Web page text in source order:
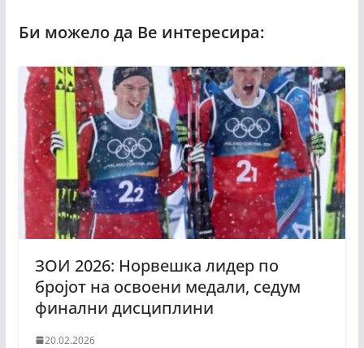
ЗОИ 2026: Норвешка лидер по
бројот на освоени медали, седум
финални дисциплини
20.02.2026